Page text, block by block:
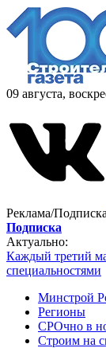
09 августа,
Реклама/
Подписка
Актуально:
Каждый третий
специальностями
Минстрой
Регионы
СРОчно в
Строим на